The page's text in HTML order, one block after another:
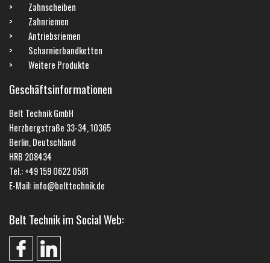
Zahnscheiben
Zahnriemen
Antriebsriemen
Scharnierbandketten
Weitere Produkte
Geschäftsinformationen
Belt Technik GmbH
Herzbergstraße 33-34, 10365
Berlin, Deutschland
HRB 208434
Tel.: +49 159 0622 0581
E-Mail: info@belttechnik.de
Belt Technik im Social Web: